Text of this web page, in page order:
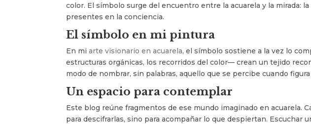
color. El símbolo surge del encuentro entre la acuarela y la mirada:
presentes en la conciencia.
El símbolo en mi pintura
En miarte visionario en acuarela, el símbolo sostiene a la vez lo
estructuras orgánicas, los recorridos del color— crean un tejido
modo de nombrar, sin palabras, aquello que se percibe cuando
Un espacio para contemplar
Este blog reúne fragmentos de ese mundo imaginado en acuarela.
para descifrarlas, sino para acompañar lo que despiertan.